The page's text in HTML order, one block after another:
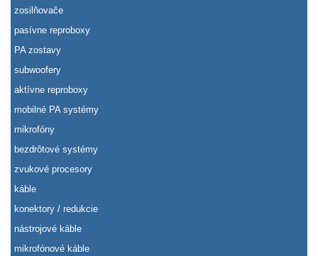
zosilňovače
pasívne reproboxy
PA zostavy
subwoofery
aktívne reproboxy
mobilné PA systémy
mikrofóny
bezdrôtové systémy
zvukové procesory
káble
konektory / redukcie
nástrojové káble
mikrofónové káble